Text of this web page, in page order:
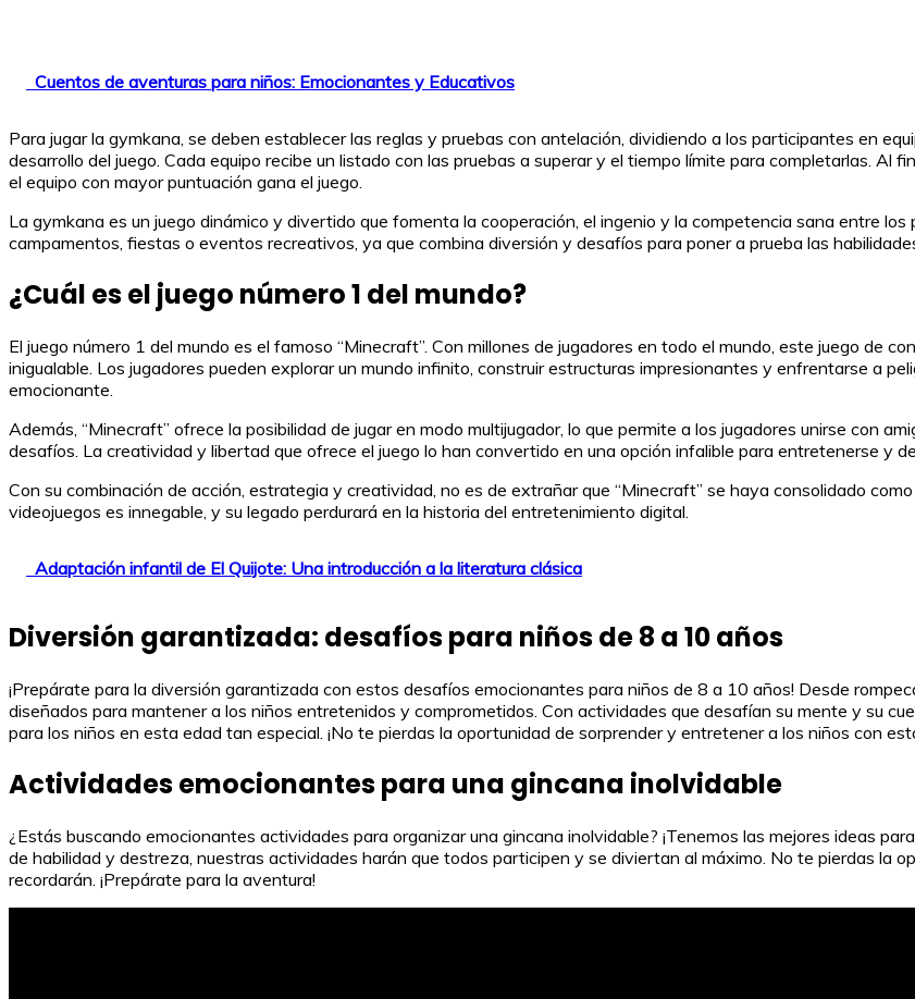
Cuentos de aventuras para niños: Emocionantes y Educativos
Para jugar la gymkana, se deben establecer las reglas y pruebas con antelación, dividiendo a los participantes en
desarrollo del juego. Cada equipo recibe un listado con las pruebas a superar y el tiempo límite para completarlas. Al
el equipo con mayor puntuación gana el juego.
La gymkana es un juego dinámico y divertido que fomenta la cooperación, el ingenio y la competencia sana entre
campamentos, fiestas o eventos recreativos, ya que combina diversión y desafíos para poner a prueba las
¿Cuál es el juego número 1 del mundo?
El juego número 1 del mundo es el famoso “Minecraft”. Con millones de jugadores en todo el mundo, este juego de
inigualable. Los jugadores pueden explorar un mundo infinito, construir estructuras impresionantes y enfrentarse a
emocionante.
Además, “Minecraft” ofrece la posibilidad de jugar en modo multijugador, lo que permite a los jugadores unirse con
desafíos. La creatividad y libertad que ofrece el juego lo han convertido en una opción infalible para entretenerse y
Con su combinación de acción, estrategia y creatividad, no es de extrañar que “Minecraft” se haya consolidado
videojuegos es innegable, y su legado perdurará en la historia del entretenimiento digital.
Adaptación infantil de El Quijote: Una introducción a la literatura clásica
Diversión garantizada: desafíos para niños de 8 a 10 años
¡Prepárate para la diversión garantizada con estos desafíos emocionantes para niños de 8 a 10 años! Desde
diseñados para mantener a los niños entretenidos y comprometidos. Con actividades que desafían su mente y su
para los niños en esta edad tan especial. ¡No te pierdas la oportunidad de sorprender y entretener a los niños con
Actividades emocionantes para una gincana inolvidable
¿Estás buscando emocionantes actividades para organizar una gincana inolvidable? ¡Tenemos las mejores ideas
de habilidad y destreza, nuestras actividades harán que todos participen y se diviertan al máximo. No te pierdas la
recordarán. ¡Prepárate para la aventura!